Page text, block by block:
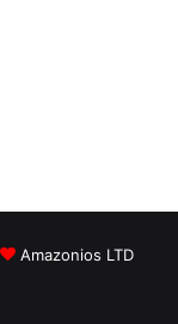
Amazonios LTD